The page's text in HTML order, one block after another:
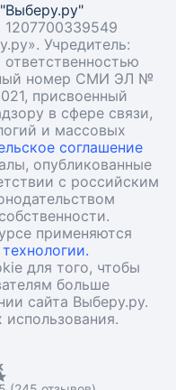
Учредитель:
номер СМИ ЭЛ №
присвоенный
в сфере связи,
и массовых
соглашение
опубликованные
с российским
применяются
для того, чтобы
больше
сайта Выберу.ру.
использования.